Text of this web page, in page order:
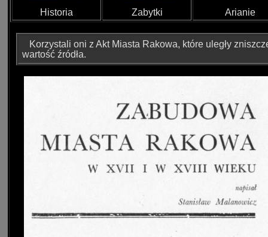
Historia Zabytki Arianie
Korzystali oni z Akt Miasta Rakowa, które uległy
wartość źródła.